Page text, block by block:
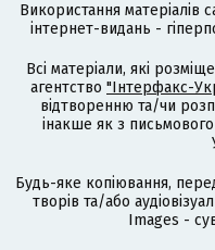
Використання матеріалів
інтернет-видань -
Всі матеріали, які
агентство "Інтерфакс-
відтворенню та/чи
інакше як з
Будь-яке копіювання,
творів та/або
Images -